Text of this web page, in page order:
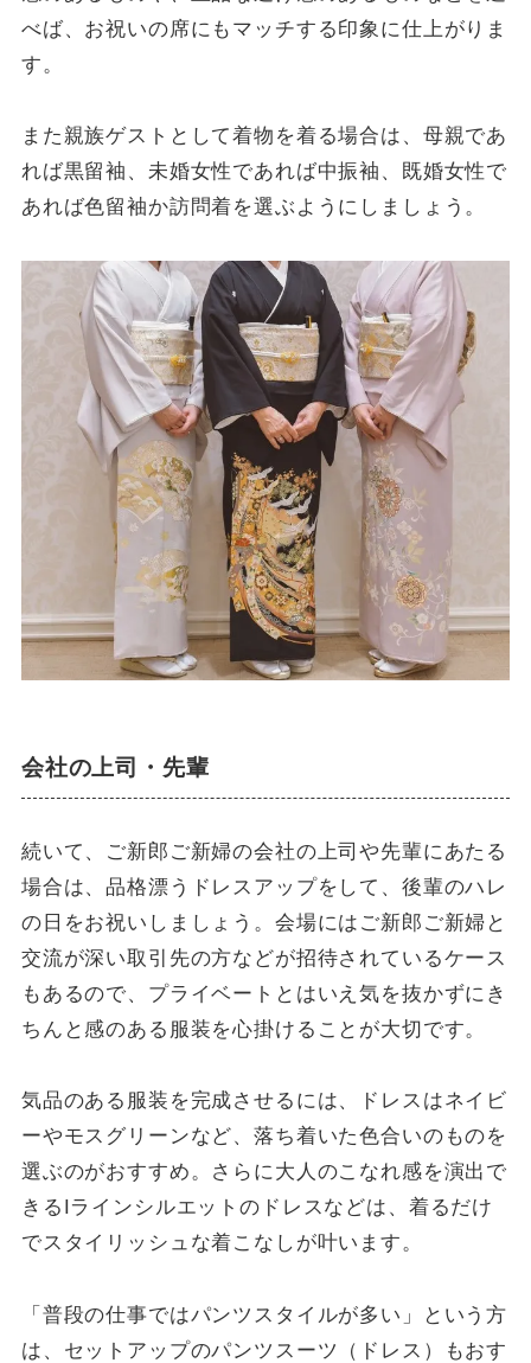
べば、お祝いの席にもマッチする印象に仕上がりま
す。
また親族ゲストとして着物を着る場合は、母親であ
れば黒留袖、未婚女性であれば中振袖、既婚女性で
あれば色留袖か訪問着を選ぶようにしましょう。
会社の上司・先輩
続いて、ご新郎ご新婦の会社の上司や先輩にあたる
場合は、品格漂うドレスアップをして、後輩のハレ
の日をお祝いしましょう。会場にはご新郎ご新婦と
交流が深い取引先の方などが招待されているケース
もあるので、プライベートとはいえ気を抜かずにき
ちんと感のある服装を心掛けることが大切です。
気品のある服装を完成させるには、ドレスはネイビ
ーやモスグリーンなど、落ち着いた色合いのものを
選ぶのがおすすめ。さらに大人のこなれ感を演出で
きるIラインシルエットのドレスなどは、着るだけ
でスタイリッシュな着こなしが叶います。
「普段の仕事ではパンツスタイルが多い」という方
は、セットアップのパンツスーツ（ドレス）もおす